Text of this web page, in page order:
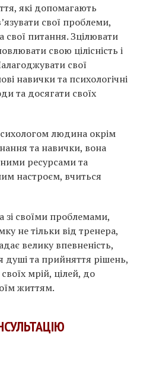
які допомагають
свої проблеми,
свої питання. Зцілювати
свою цілісність і
свої
навички та психологічні
та досягати своїх
людина окрім
та навички, вона
ресурсами та
настроєм, вчиться
своїми проблемами,
не тільки від тренера,
велику впевненість,
душі та прийняття рішень,
своїх мрій, цілей, до
життям.